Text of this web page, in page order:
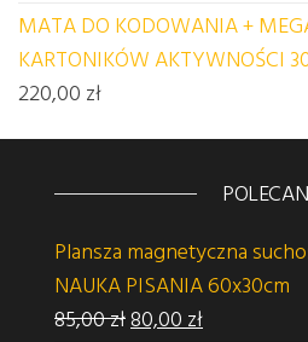
MATA DO KODOWANIA +
KARTONIKÓW AKTYWNOŚCI
220,00 zł
Plansza magnetyczna
NAUKA PISANIA 60x30cm
85,00złPierwotna cena
80,00 złAktualna